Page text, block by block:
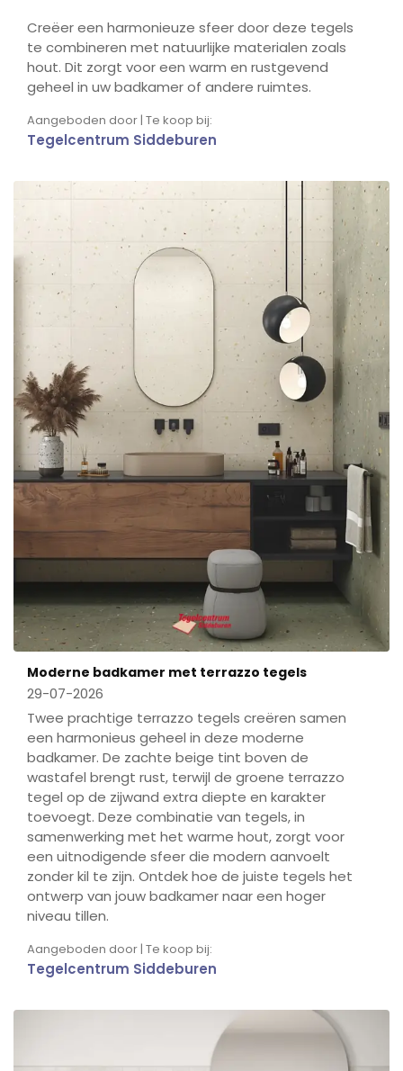
Creëer een harmonieuze sfeer door deze tegels
te combineren met natuurlijke materialen zoals
hout. Dit zorgt voor een warm en rustgevend
geheel in uw badkamer of andere ruimtes.
Aangeboden door | Te koop bij:
Tegelcentrum Siddeburen
Moderne badkamer met terrazzo tegels
29-07-2026
Twee prachtige terrazzo tegels creëren samen
een harmonieus geheel in deze moderne
badkamer. De zachte beige tint boven de
wastafel brengt rust, terwijl de groene terrazzo
tegel op de zijwand extra diepte en karakter
toevoegt. Deze combinatie van tegels, in
samenwerking met het warme hout, zorgt voor
een uitnodigende sfeer die modern aanvoelt
zonder kil te zijn. Ontdek hoe de juiste tegels het
ontwerp van jouw badkamer naar een hoger
niveau tillen.
Aangeboden door | Te koop bij:
Tegelcentrum Siddeburen